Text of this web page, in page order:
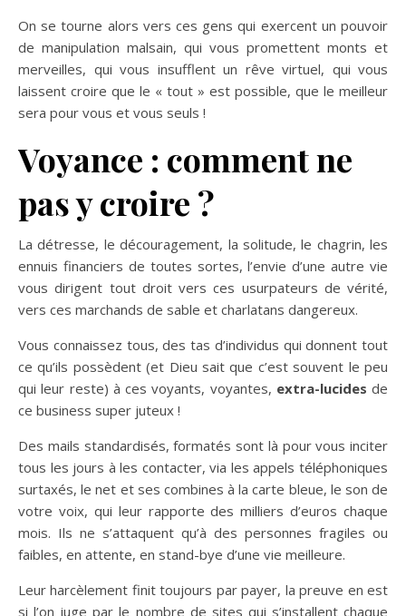
On se tourne alors vers ces gens qui exercent un pouvoir
de manipulation malsain, qui vous promettent monts et
merveilles, qui vous insufflent un rêve virtuel, qui vous
laissent croire que le « tout » est possible, que le meilleur
sera pour vous et vous seuls !
Voyance : comment ne
pas y croire ?
La détresse, le découragement, la solitude, le chagrin, les
ennuis financiers de toutes sortes, l’envie d’une autre vie
vous dirigent tout droit vers ces usurpateurs de vérité,
vers ces marchands de sable et charlatans dangereux.
Vous connaissez tous, des tas d’individus qui donnent tout
ce qu’ils possèdent (et Dieu sait que c’est souvent le peu
qui leur reste) à ces voyants, voyantes, extra-lucides de
ce business super juteux !
Des mails standardisés, formatés sont là pour vous inciter
tous les jours à les contacter, via les appels téléphoniques
surtaxés, le net et ses combines à la carte bleue, le son de
votre voix, qui leur rapporte des milliers d’euros chaque
mois. Ils ne s’attaquent qu’à des personnes fragiles ou
faibles, en attente, en stand-bye d’une vie meilleure.
Leur harcèlement finit toujours par payer, la preuve en est
si l’on juge par le nombre de sites qui s’installent chaque